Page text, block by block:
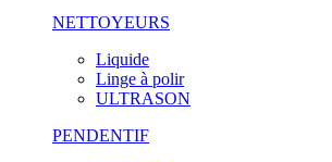
NETTOYEURS
Liquide
Linge à polir
ULTRASON
PENDENTIF